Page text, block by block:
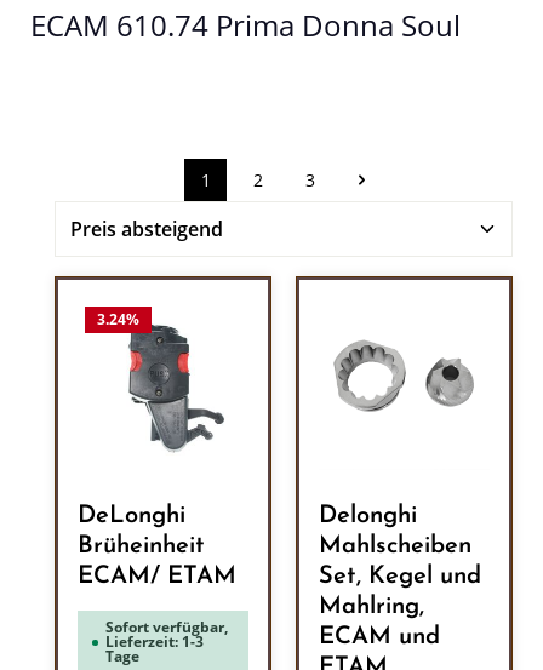
ECAM 610.74 Prima Donna Soul
Seite
1 Seite
2 Seite
3
3.24%
DeLonghi
Brüheinheit
ECAM/ ETAM
Sofort verfügbar,
Lieferzeit: 1-3
Tage
Delonghi
Mahlscheiben
Set, Kegel und
Mahlring,
ECAM und